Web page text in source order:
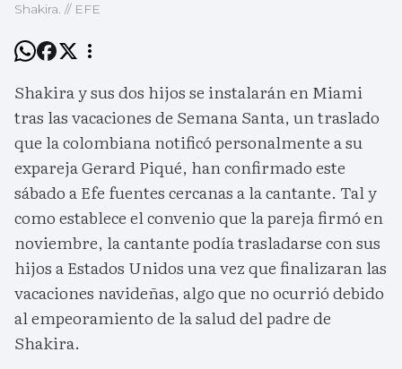
Shakira. // EFE
Shakira y sus dos hijos se instalarán en Miami
tras las vacaciones de Semana Santa, un traslado
que la colombiana notificó personalmente a su
expareja Gerard Piqué, han confirmado este
sábado a Efe fuentes cercanas a la cantante. Tal y
como establece el convenio que la pareja firmó en
noviembre, la cantante podía trasladarse con sus
hijos a Estados Unidos una vez que finalizaran las
vacaciones navideñas, algo que no ocurrió debido
al empeoramiento de la salud del padre de
Shakira.